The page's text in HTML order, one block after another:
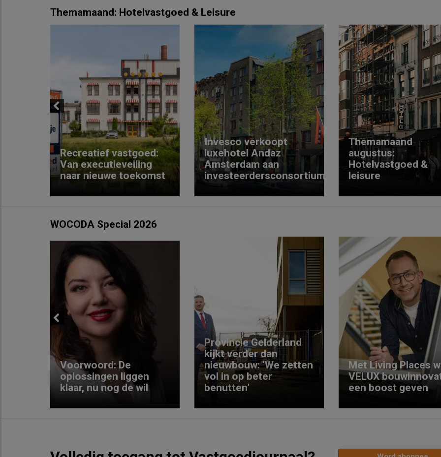
Themamaand: Hotelvastgoed & Leisure
Previous
Recreatief vastgoed:
Van executieveiling
naar nieuwe toekomst
Invesco verkoopt
luxehotel Andaz
Amsterdam aan
investeerdersconsortium
Themamaand
augustus:
Hotelvastgoed &
leisure
WOCODA Special 2026
Previous
Voorwoord: De
oplossingen liggen
klaar, nu nog de wil
Provincie Gelderland
kijkt verder dan
nieuwbouw: ‘We zetten
vol in op beter
benutten’
Met Living Places
VELUX
een boost geven